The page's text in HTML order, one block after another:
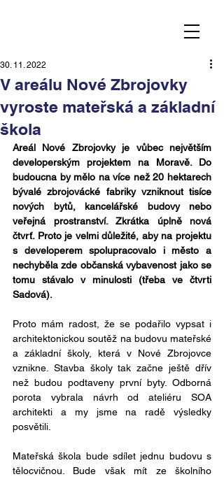
V areálu Nové Zbrojovky
vyroste mateřská a základní
škola
30. 11. 2022
Areál Nové Zbrojovky je vůbec největším
developerským projektem na Moravě. Do
budoucna by mělo na více než 20 hektarech
bývalé zbrojovácké fabriky vzniknout tisíce
nových bytů, kancelářské budovy nebo
veřejná prostranství. Zkrátka úplně nová
čtvrť. Proto je velmi důležité, aby na projektu
s developerem spolupracovalo i město a
nechyběla zde občanská vybavenost jako se
tomu stávalo v minulosti (třeba ve čtvrti
Sadová).
Proto mám radost, že se podařilo vypsat i
architektonickou soutěž na budovu mateřské
a základní školy, která v Nové Zbrojovce
vznikne. Stavba školy tak začne ještě dřív
než budou podtaveny první byty. Odborná
porota vybrala návrh od ateliéru SOA
architekti a my jsme na radě výsledky
posvětili.
Mateřská škola bude sdílet jednu budovu s
tělocvičnou. Bude však mít ze školního